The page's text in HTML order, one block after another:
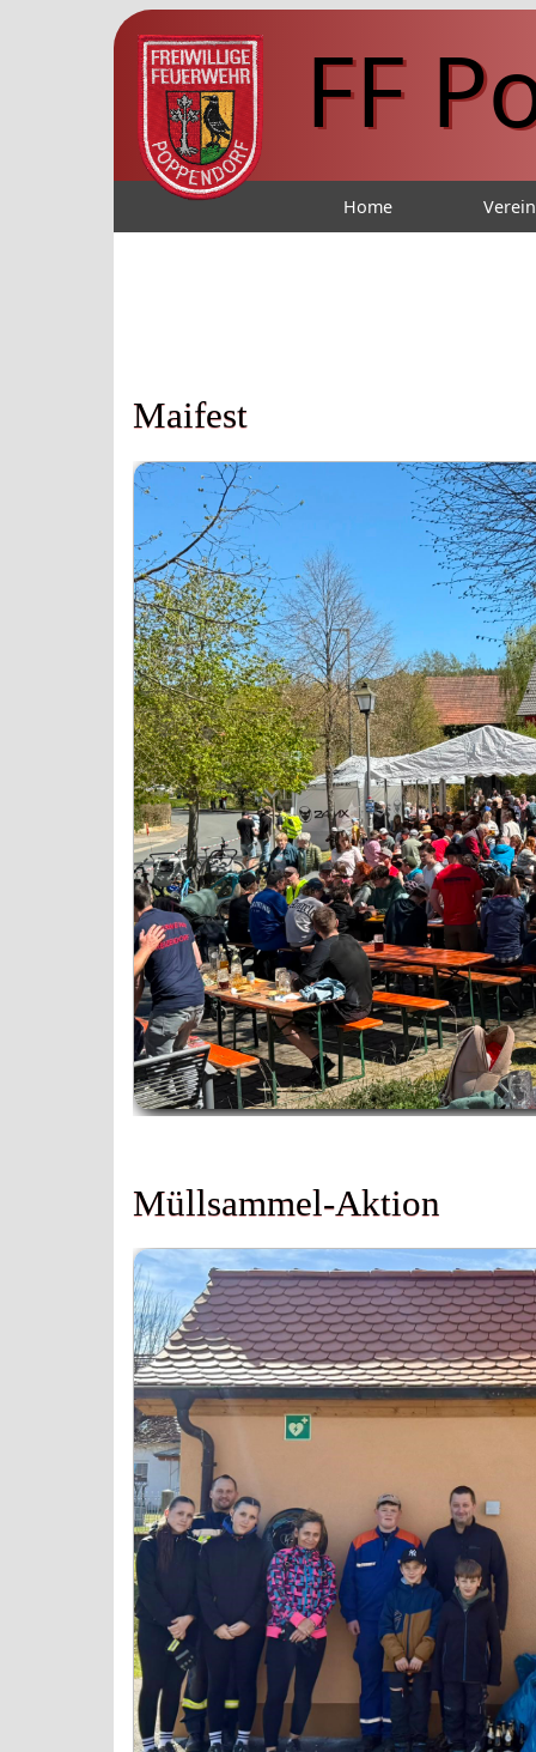
FF
Home Verein
Maifest
Müllsammel-Aktion